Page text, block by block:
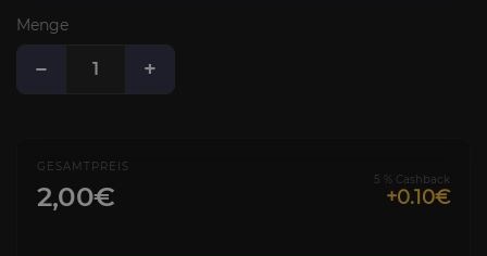
Menge
− +
GESAMTPREIS
2,00€
5 % Cashback
+0.10€